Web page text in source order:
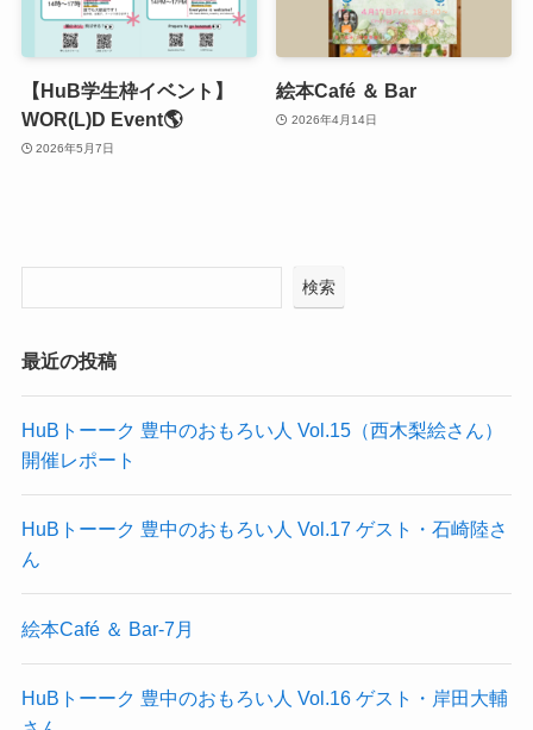
【HuB学生枠イベント】
WOR(L)D Event🌎
2026年5月7日
絵本Café ＆ Bar
2026年4月14日
検索
最近の投稿
HuBトーーク 豊中のおもろい人 Vol.15（西木梨絵さん）
開催レポート
HuBトーーク 豊中のおもろい人 Vol.17 ゲスト・石崎陸さ
ん
絵本Café ＆ Bar-7月
HuBトーーク 豊中のおもろい人 Vol.16 ゲスト・岸田大輔